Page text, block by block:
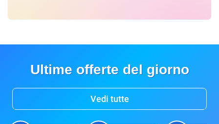
Ultime offerte del giorno
Vedi tutte